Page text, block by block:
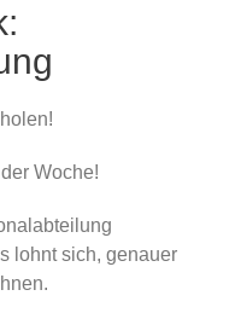
Woche!
lohnt sich, genauer